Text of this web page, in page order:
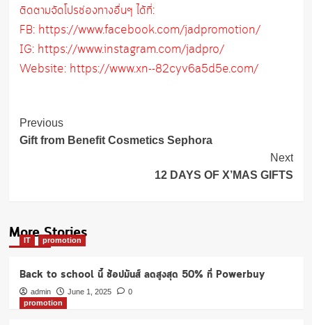
ติดตามจัดโปรช่องทางอื่นๆ ได้ที่:
FB: https://www.facebook.com/jadpromotion/
IG: https://www.instagram.com/jadpro/
Website: https://www.xn--82cyv6a5d5e.com/
Post
Navigation
Previous
Gift from Benefit Cosmetics Sephora
Next
12 DAYS OF X’MAS GIFTS
More Stories
IT promotion
Back to school นี้ ช้อปมันส์ ลดสูงสุด 50% ที่ Powerbuy
admin June 1, 2025
0
promotion